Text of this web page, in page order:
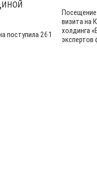
поступила 261
Посещение
визита на
холдинга
экспертов